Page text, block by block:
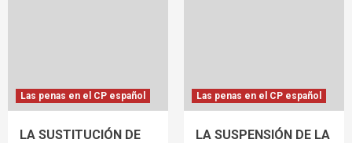
Las penas en el CP español
LA SUSTITUCIÓN DE
Las penas en el CP español
LA SUSPENSIÓN DE LA